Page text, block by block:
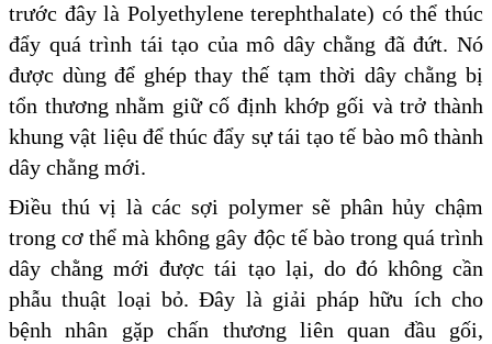
trước đây là Polyethylene terephthalate) có thể thúc
đẩy quá trình tái tạo của mô dây chằng đã đứt. Nó
được dùng để ghép thay thế tạm thời dây chằng bị
tổn thương nhằm giữ cố định khớp gối và trở thành
khung vật liệu để thúc đẩy sự tái tạo tế bào mô thành
dây chằng mới.
Điều thú vị là các sợi polymer sẽ phân hủy chậm
trong cơ thể mà không gây độc tế bào trong quá trình
dây chằng mới được tái tạo lại, do đó không cần
phẫu thuật loại bỏ. Đây là giải pháp hữu ích cho
bệnh nhân gặp chấn thương liên quan đầu gối,